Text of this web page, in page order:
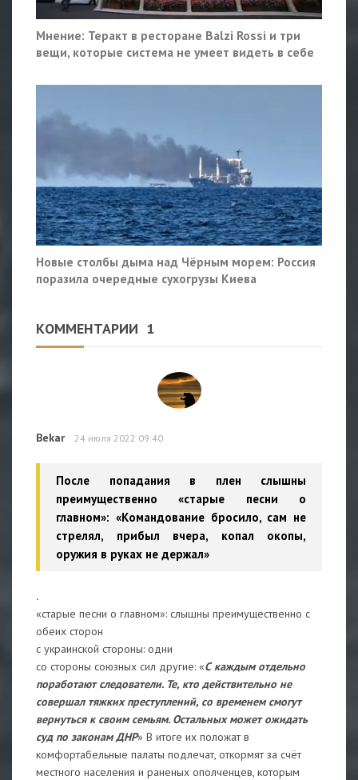
Мнение: Теракт в ресторане Balzi Rossi и три
вещи, которые система не умеет видеть в себе
Новые столбы дыма над Чёрным морем: Россия
поразила очередные сухогрузы Киева
КОММЕНТАРИИ 1
Bekar 24 июля 2022 09:40
После попадания в плен слышны
преимущественно «старые песни о
главном»: «Командование бросило, сам не
стрелял, прибыл вчера, копал окопы,
оружия в руках не держал»
.
«старые песни о главном»: слышны преимущественно с
обеих сторон
с украинской стороны: одни
со стороны союзных сил другие: «С каждым отдельно
поработают следователи. Те, кто действительно не
совершал тяжких преступлений, со временем смогут
вернуться к своим семьям. Остальных может ожидать
суд по законам ДНР» В итоге их положат в
комфортабельные палаты подлечат, откормят за счёт
местного населения и раненых ополченцев, которым